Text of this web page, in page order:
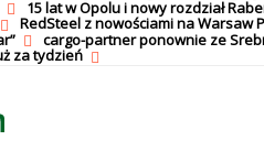
15 lat w Opolu i nowy rozdział
RedSteel z nowościami na Warsaw
cargo-partner ponownie ze
za tydzień